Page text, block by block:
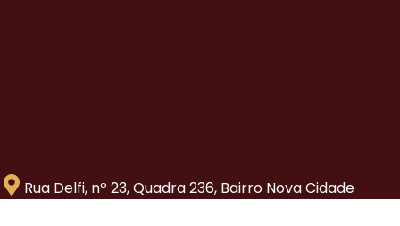
Rua Delfi, nº 23, Quadra 236, Bairro Nova Cidade